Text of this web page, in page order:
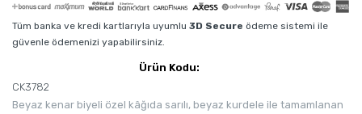
Tüm banka ve kredi kartlarıyla uyumlu 3D Secure ödeme sistemi ile
güvenle ödemenizi yapabilirsiniz.
Ürün Kodu:
CK3782
Beyaz kenar biyeli özel kâğıda sarılı, beyaz kurdele ile tamamlanan